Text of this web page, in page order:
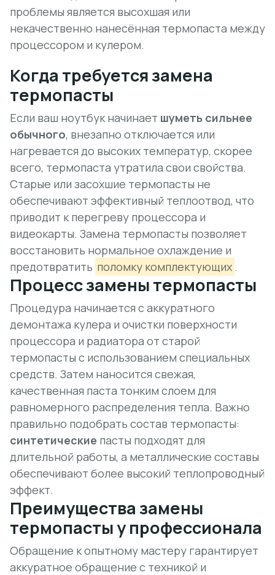
проблемы является высохшая или
некачественно нанесённая термопаста между
процессором и кулером.
Когда требуется замена
термопасты
Если ваш ноутбук начинает шуметь сильнее
обычного, внезапно отключается или
нагревается до высоких температур, скорее
всего, термопаста утратила свои свойства.
Старые или засохшие термопасты не
обеспечивают эффективный теплоотвод, что
приводит к перегреву процессора и
видеокарты. Замена термопасты позволяет
восстановить нормальное охлаждение и
предотвратить поломку комплектующих .
Процесс замены термопасты
Процедура начинается с аккуратного
демонтажа кулера и очистки поверхности
процессора и радиатора от старой
термопасты с использованием специальных
средств. Затем наносится свежая,
качественная паста тонким слоем для
равномерного распределения тепла. Важно
правильно подобрать состав термопасты:
синтетические пасты подходят для
длительной работы, а металлические составы
обеспечивают более высокий теплопроводный
эффект.
Преимущества замены
термопасты у профессионала
Обращение к опытному мастеру гарантирует
аккуратное обращение с техникой и